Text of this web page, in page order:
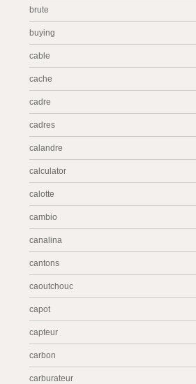
brute
buying
cable
cache
cadre
cadres
calandre
calculator
calotte
cambio
canalina
cantons
caoutchouc
capot
capteur
carbon
carburateur